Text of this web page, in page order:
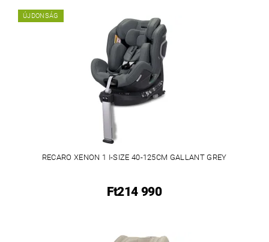
ÚJDONSÁG
RECARO XENON 1 I-SIZE 40-125CM GALLANT GREY
Ft214 990